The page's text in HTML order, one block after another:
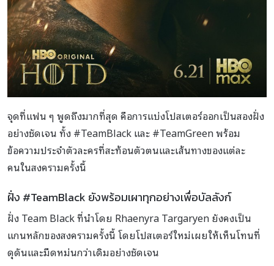
จุดที่แฟน ๆ พูดถึงมากที่สุด คือการแบ่งโปสเตอร์ออกเป็นสองฝั่ง
อย่างชัดเจน ทั้ง #TeamBlack และ #TeamGreen พร้อม
ข้อความประจำตัวละครที่สะท้อนตัวตนและเส้นทางของแต่ละ
คนในสงครามครั้งนี้
ฝั่ง #TeamBlack ยังพร้อมเผาทุกอย่างเพื่อบัลลังก์
ฝั่ง Team Black ที่นำโดย Rhaenyra Targaryen ยังคงเป็น
แกนหลักของสงครามครั้งนี้ โดยโปสเตอร์ใหม่เผยให้เห็นโทนที่
ดุดันและมืดหม่นกว่าเดิมอย่างชัดเจน